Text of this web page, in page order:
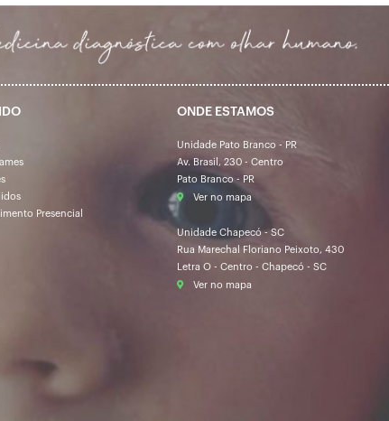
Presencial
ONDE ESTAMOS
Unidade Pato Branco - PR
Av. Brasil, 230 - Centro
Pato Branco - PR
Ver no mapa
Unidade Chapecó - SC
Rua Marechal Floriano Peixoto, 430
Letra O - Centro - Chapecó - SC
Ver no mapa